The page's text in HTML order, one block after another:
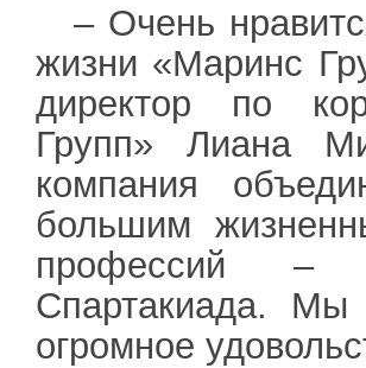
– Очень
жизни «Маринс
директор по
Групп» Лиана
компания
большим
профессий –
Спартакиада. Мы
огромное